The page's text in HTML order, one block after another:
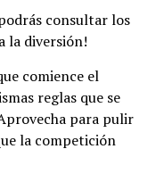
consultar los
la diversión!
comience el
reglas que se
para pulir
la competición